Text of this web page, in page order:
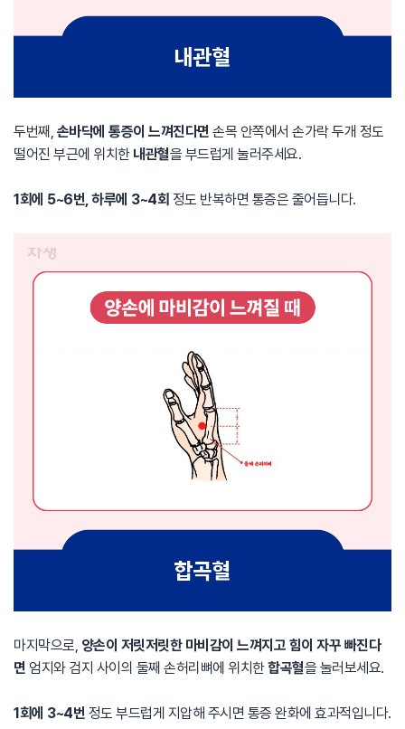
두번째, 손바닥에 통증이 느껴진다면 손목 안쪽에서 손가락 두개 정도
떨어진 부근에 위치한 내관혈을 부드럽게 눌러주세요.
1회에 5~6번, 하루에 3~4회 정도 반복하면 통증은 줄어듭니다.
마지막으로, 양손이 저릿저릿한 마비감이 느껴지고 힘이 자꾸 빠진다
면 엄지와 검지 사이의 둘째 손허리뼈에 위치한합곡혈을 눌러보세요.
1회에 3~4번 정도 부드럽게 지압해 주시면 통증 완화에 효과적입니다.